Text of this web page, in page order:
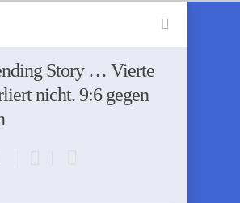
Story … Vierte
nicht. 9:6 gegen